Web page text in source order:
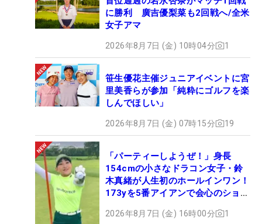
に勝利 廣吉優梨菜も2回戦へ/全米
女子アマ
2026年8月7日 (金) 10時04分 1
笹生優花主催ジュニアイベントに宮
里美香らが参加「純粋にゴルフを楽
しんでほしい」
2026年8月7日 (金) 07時15分 19
「パーティーしようぜ！」身長
154cmの小さなドラコン女子・鈴
木真緒が人生初のホールインワン！
173yを5番アイアンで会心のショッ
2026年8月7日 (金) 16時00分 1